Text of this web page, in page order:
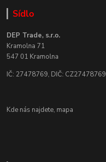
Sídlo
DEP Trade, s.r.o.
Kramolna 71
547 01 Kramolna
IČ: 27478769, DIČ: CZ27478769
Kde nás najdete, mapa